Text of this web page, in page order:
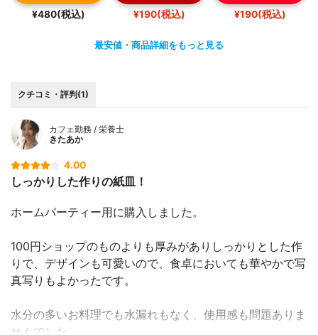
¥480(税込) ¥190(税込) ¥190(税込)
最安値・商品詳細をもっと見る
クチコミ・評判(1)
カフェ勤務 / 栄養士
きたあか
4.00
しっかりした作りの紙皿！
ホームパーティー用に購入しました。
100円ショップのものよりも厚みがありしっかりとした作
りで、デザインも可愛いので、食卓においても華やかで写
真写りもよかったです。
水分の多いお料理でも水漏れもなく、使用感も問題ありま
せんでした。